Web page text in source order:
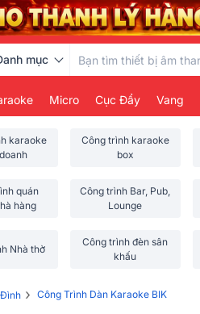
mục
Micro Cục Đẩy Vang
karaoke
Công trình karaoke
box
quán
hàng
Công trình Bar, Pub,
Lounge
Nhà thờ
Công trình đèn sân
khấu
› Công Trình Dàn Karaoke BIK